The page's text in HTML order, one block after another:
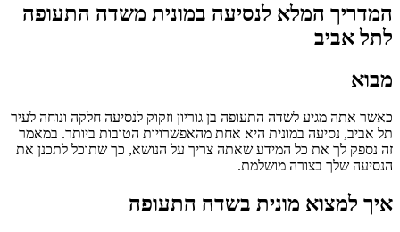
המדריך המלא לנסיעה במונית משדה התעופה
לתל אביב
מבוא
כאשר אתה מגיע לשדה התעופה בן גוריון וזקוק לנסיעה חלקה ונוחה לעיר
תל אביב, נסיעה במונית היא אחת מהאפשרויות הטובות ביותר. במאמר
זה נספק לך את כל המידע שאתה צריך על הנושא, כך שתוכל לתכנן את
הנסיעה שלך בצורה מושלמת.
איך למצוא מונית בשדה התעופה